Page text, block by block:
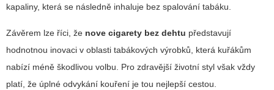
kapaliny, která se následně inhaluje bez spalování tabáku.
Závěrem lze říci, že nove cigarety bez dehtu představují
hodnotnou inovaci v oblasti tabákových výrobků, která kuřákům
nabízí méně škodlivou volbu. Pro zdravější životní styl však vždy
platí, že úplné odvykání kouření je tou nejlepší cestou.